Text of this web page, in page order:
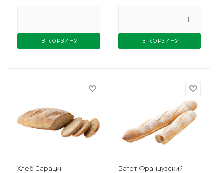
В КОРЗИНУ В КОРЗИНУ
Хлеб Сарацин
Багет Французский